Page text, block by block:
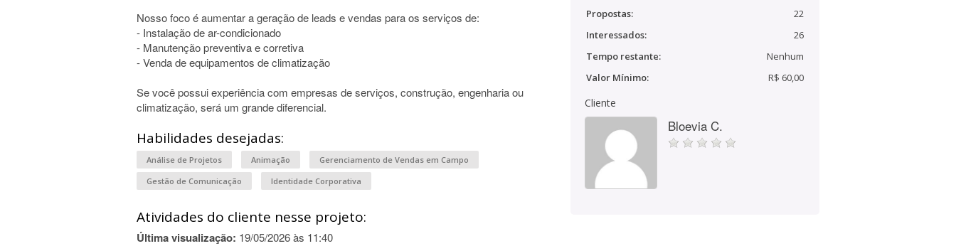
Nosso foco é aumentar a geração de leads e vendas para os serviços de:
- Instalação de ar-condicionado
- Manutenção preventiva e corretiva
- Venda de equipamentos de climatização
Se você possui experiência com empresas de serviços, construção, engenharia ou
climatização, será um grande diferencial.
Habilidades desejadas:
Análise de Projetos Animação
Gerenciamento de Vendas em Campo
Gestão de Comunicação
Identidade Corporativa
Atividades do cliente nesse projeto:
Última visualização: 19/05/2026 às 11:40
Propostas:
22
Interessados:
26
Tempo restante:
Nenhum
Valor Mínimo:
R$ 60,00
Cliente
Bloevia C.